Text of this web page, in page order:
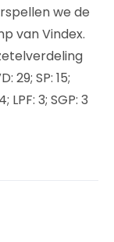
we de
van Vindex.
29; SP: 15;
3; SGP: 3